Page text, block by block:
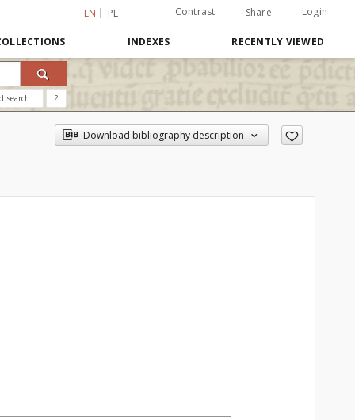
EN PL Contrast Share Login
INDEXES RECENTLY VIEWED
search ?
Download bibliography description